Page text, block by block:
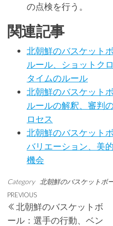
の点検を行う。
関連記事
北朝鮮のバスケット
ルール、ショットク
タイムのルール
北朝鮮のバスケット
ルールの解釈、審判
ロセス
北朝鮮のバスケット
バリエーション、美
機会
Category 北朝鮮のバスケットボ
Post
navigation
Previous
Post
PREVIOUS
北朝鮮のバスケットボ
ール：選手の行動、ベン